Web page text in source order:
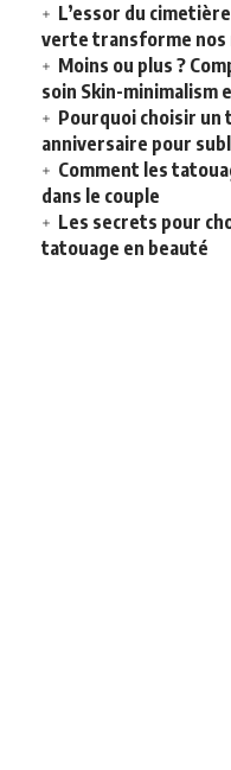
L’essor du
verte transforme
Moins ou plus ?
soin Skin-minimalism
Pourquoi choisir un
anniversaire pour
Comment les
dans le couple
Les secrets pour
tatouage en beauté